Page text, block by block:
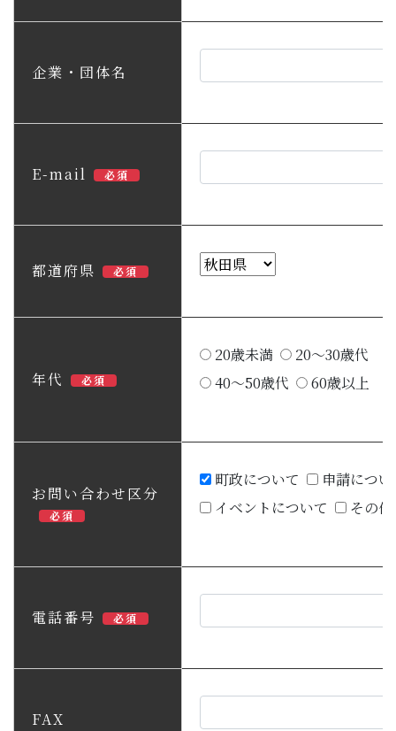
企業・団体名
E-mail 必須
都道府県 必須
年代 必須
20歳未満
20～30歳代
40～50歳代
60歳以上
お問い合わせ区分
必須
町政について
申請につ
イベントについて
その他
電話番号 必須
FAX